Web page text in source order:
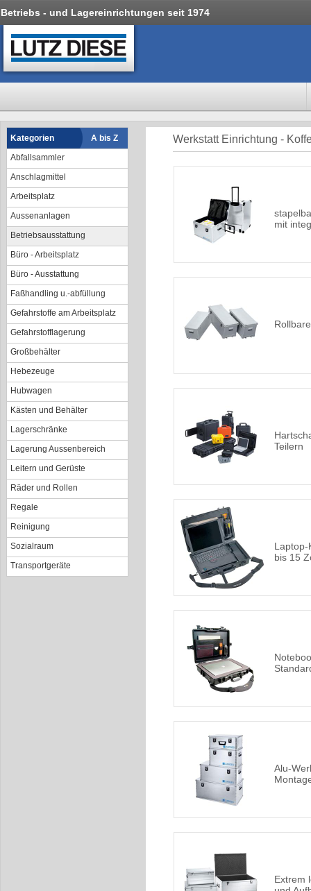
Betriebs - und Lagereinrichtungen seit 1974
Kategorien
A bis Z
Abfallsammler
Anschlagmittel
Arbeitsplatz
Aussenanlagen
Betriebsausstattung
Büro - Arbeitsplatz
Büro - Ausstattung
Faßhandling u.-abfüllung
Gefahrstoffe am Arbeitsplatz
Gefahrstofflagerung
Großbehälter
Hebezeuge
Hubwagen
Kästen und Behälter
Lagerschränke
Lagerung Aussenbereich
Leitern und Gerüste
Räder und Rollen
Regale
Reinigung
Sozialraum
Transportgeräte
Werkstatt Einrichtung -
mit
Teilern
Laptop-
bis 15
Alu-
Extrem